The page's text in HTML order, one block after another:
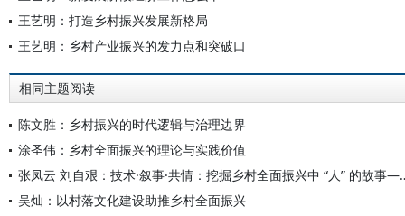
王艺明：打造乡村振兴发展新格局
王艺明：乡村产业振兴的发力点和突破口
相同主题阅读
陈文胜：乡村振兴的时代逻辑与治理边界
涂圣伟：乡村全面振兴的理论与实践价值
张凤云 刘自艰：技术·叙事·共情
吴灿：以村落文化建设助推乡村全面振兴